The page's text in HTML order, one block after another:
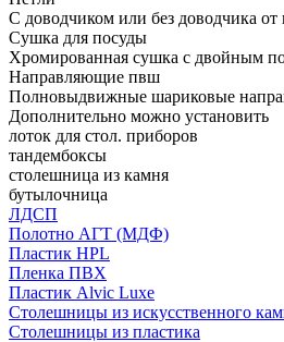
С доводчиком или без доводчика
Сушка для посуды
Хромированная сушка с двойным
Направляющие пвш
Полновыдвижные шариковые
Дополнительно можно установить
лоток для стол. приборов
тандембоксы
столешница из камня
бутылочница
ЛДСП
Полотно АГТ (МДФ)
Пластик HPL
Пленка ПВХ
Пластик Alvic Luxe
Столешницы из искусственного
Столешницы из пластика